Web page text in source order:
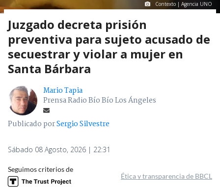
Contexto | Agencia UNO
Juzgado decreta prisión
preventiva para sujeto acusado de
secuestrar y violar a mujer en
Santa Bárbara
Mario Tapia
Prensa Radio Bío Bío Los Ángeles
Publicado porSergio Silvestre
Sábado 08 Agosto, 2026 | 22:31
Seguimos criterios de
Ética y transparencia de BBCL